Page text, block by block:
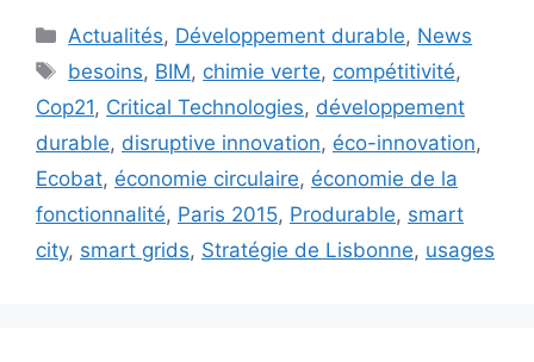
Catégories
Actualités, Développement durable, News
Étiquettes
besoins, BIM, chimie verte, compétitivité,
Cop21, Critical Technologies, développement
durable, disruptive innovation, éco-innovation,
Ecobat, économie circulaire, économie de la
fonctionnalité, Paris 2015, Produrable, smart
city, smart grids, Stratégie de Lisbonne, usages